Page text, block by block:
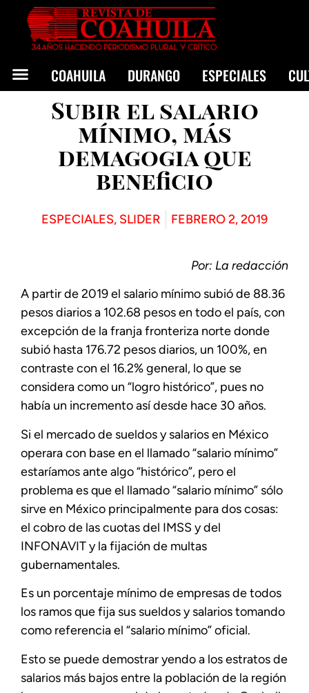
COAHUILA DURANGO ESPECIALES
Subir el salario
mínimo, más
demagogia que
beneficio
ESPECIALES, SLIDER FEBRERO 2, 2019
Por: La redacción
A partir de 2019 el salario mínimo subió de 88.36
pesos diarios a 102.68 pesos en todo el país, con
excepción de la franja fronteriza norte donde
subió hasta 176.72 pesos diarios, un 100%, en
contraste con el 16.2% general, lo que se
considera como un “logro histórico”, pues no
había un incremento así desde hace 30 años.
Si el mercado de sueldos y salarios en México
operara con base en el llamado “salario mínimo”
estaríamos ante algo “histórico”, pero el
problema es que el llamado “salario mínimo” sólo
sirve en México principalmente para dos cosas:
el cobro de las cuotas del IMSS y del
INFONAVIT y la fijación de multas
gubernamentales.
Es un porcentaje mínimo de empresas de todos
los ramos que fija sus sueldos y salarios tomando
como referencia el “salario mínimo” oficial.
Esto se puede demostrar yendo a los estratos de
salarios más bajos entre la población de la región